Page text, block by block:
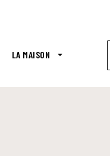
LA MAISON arrow_drop_down